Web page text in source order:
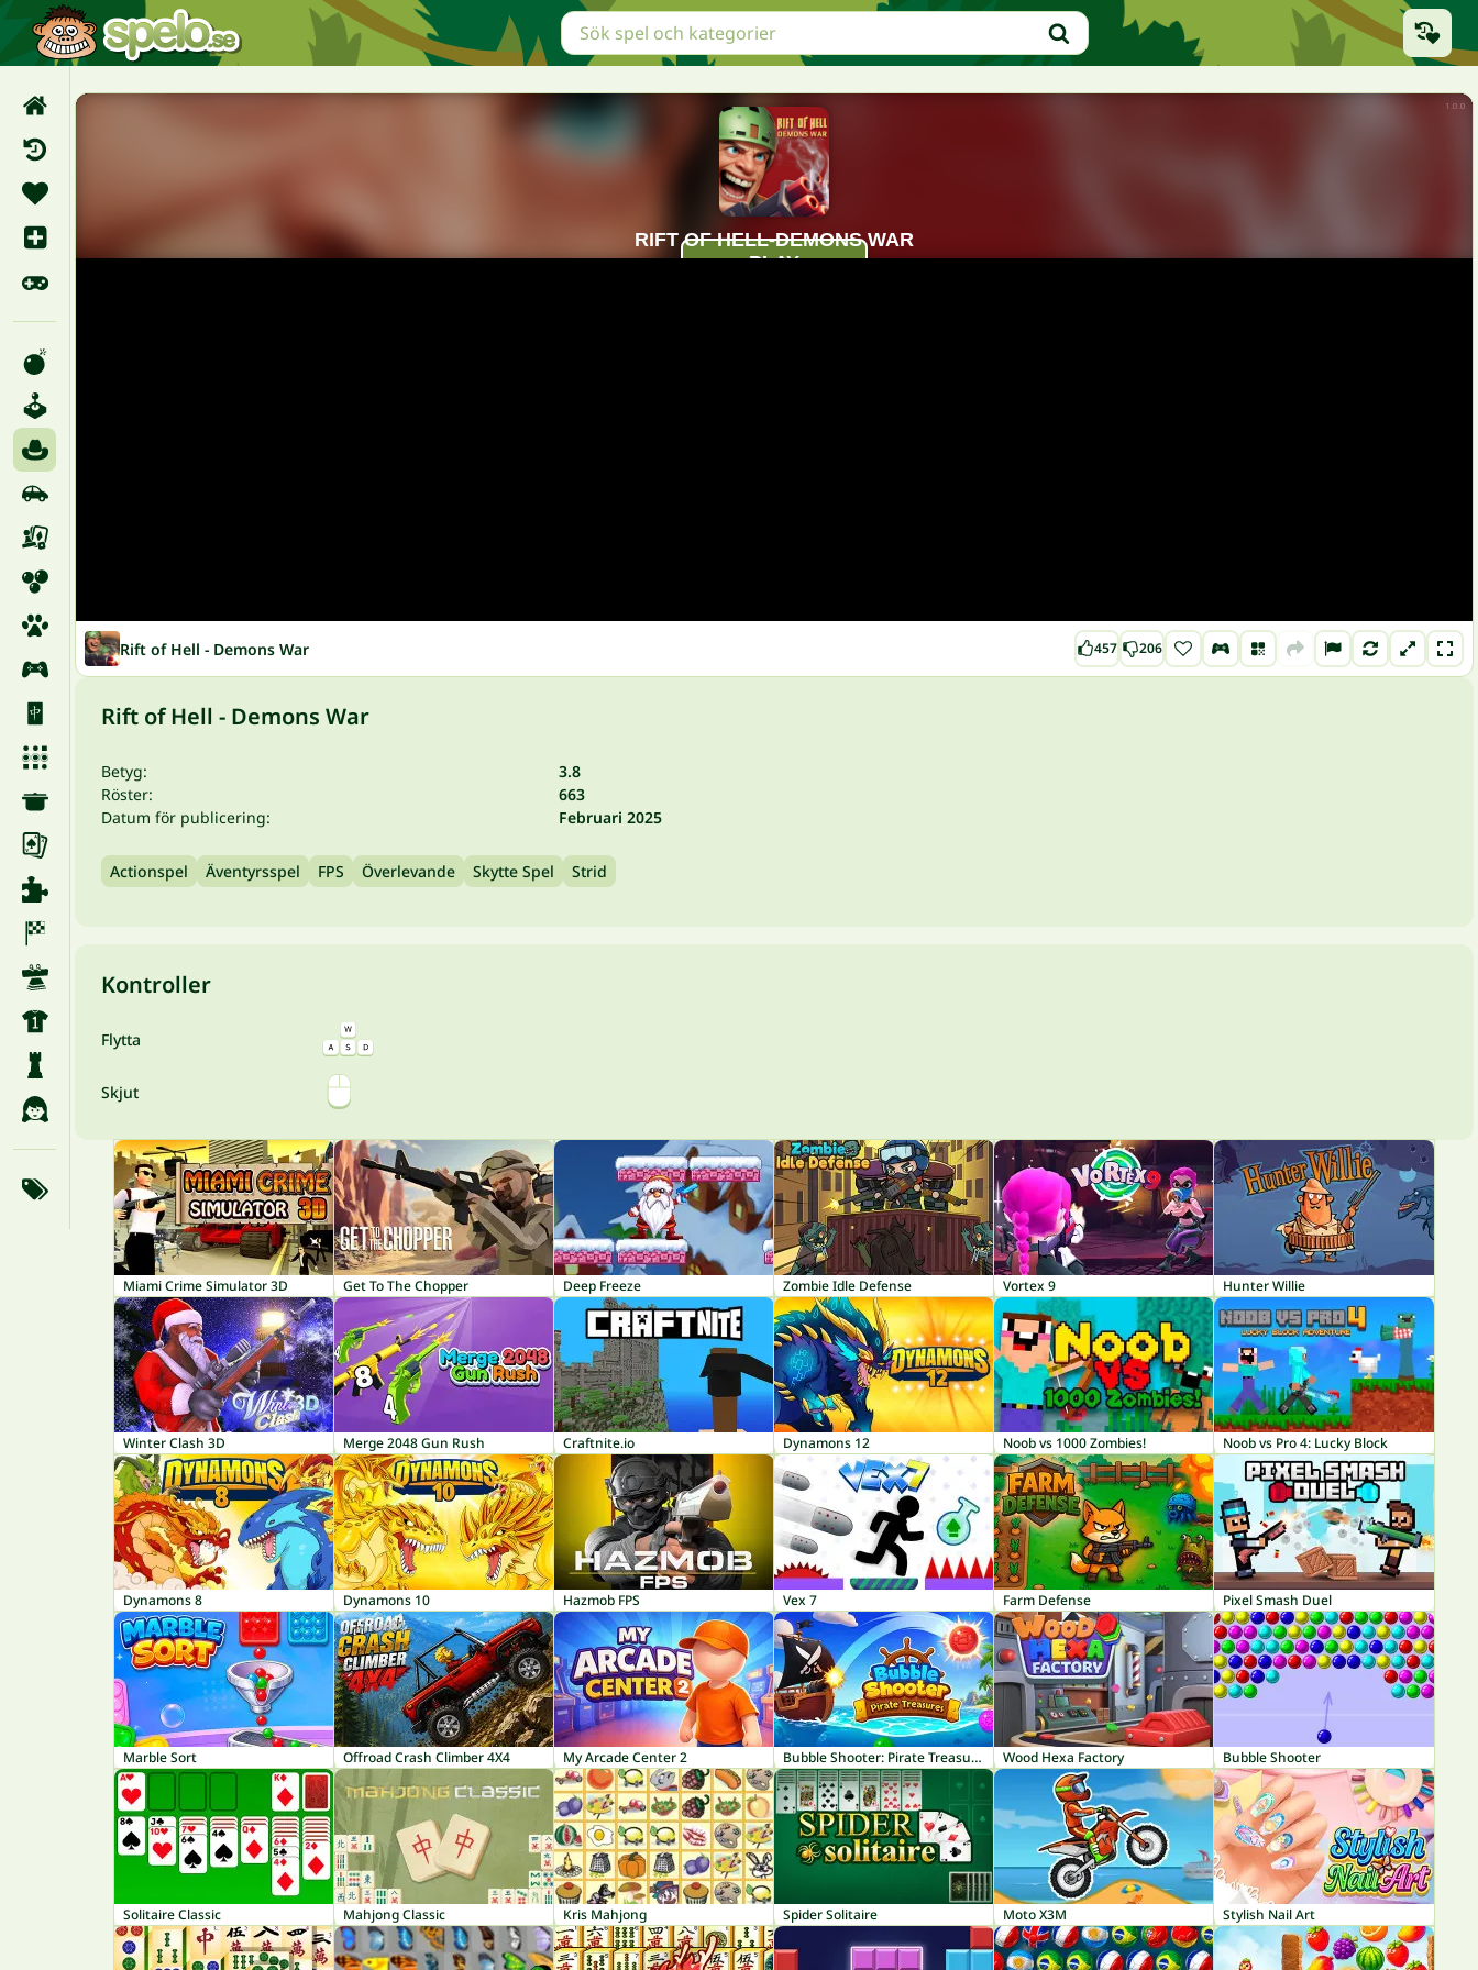
Rift of Hell - Demons War 457 206
Rift of Hell - Demons War
Betyg:
3.8
Röster:
663
Datum för publicering:
Februari 2025
Actionspel Äventyrsspel FPS Överlevande Skytte Spel Strid
Kontroller
Flytta
Skjut
Miami Crime Simulator 3D Get To The Chopper Deep Freeze Zombie Idle Defense Vortex 9 Hunter Willie
Winter Clash 3D Merge 2048 Gun Rush Craftnite.io Dynamons 12 Noob vs 1000 Zombies! Noob vs Pro 4: Lucky Block
Dynamons 8 Dynamons 10 Hazmob FPS Vex 7 Farm Defense Pixel Smash Duel
Marble Sort Offroad Crash Climber 4X4 My Arcade Center 2 Bubble Shooter: Pirate Treasures Wood Hexa Factory Bubble Shooter
Solitaire Classic Mahjong Classic Kris Mahjong Spider Solitaire Moto X3M Stylish Nail Art